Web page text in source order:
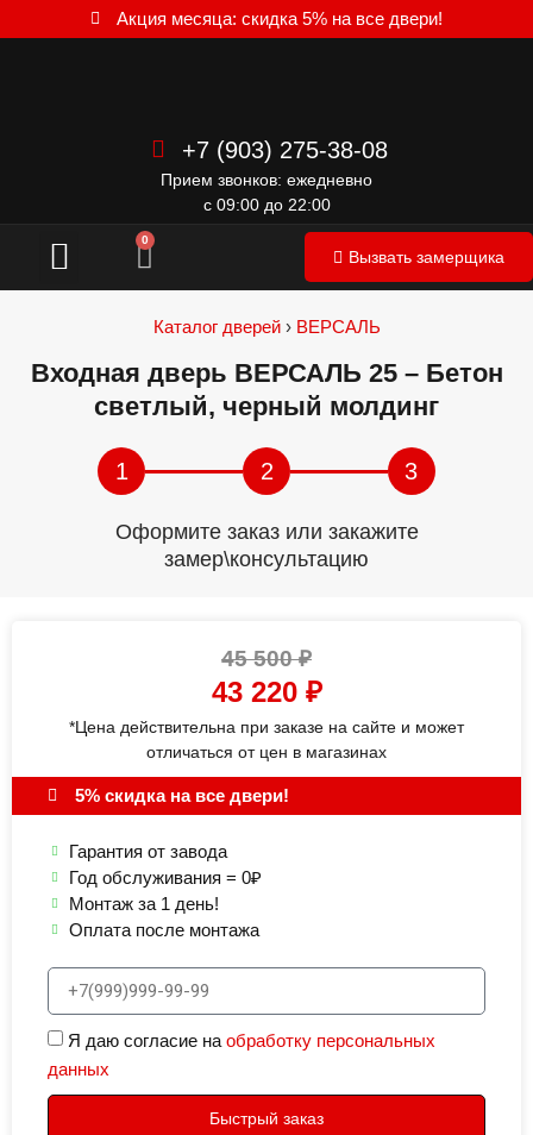
Акция месяца: скидка 5% на все двери!
+7 (903) 275-38-08
Прием звонков: ежедневно
с 09:00 до 22:00
0
Вызвать замерщика
Каталог дверей› ВЕРСАЛЬ
Входная дверь ВЕРСАЛЬ 25 – Бетон
светлый, черный молдинг
1 2 3
Оформите заказ или закажите
замер\консультацию
45 500₽
43 220 ₽
*Цена действительна при заказе на сайте и может
отличаться от цен в магазинах
5% скидка на все двери!
Гарантия от завода
Год обслуживания = 0₽
Монтаж за 1 день!
Оплата после монтажа
Я даю согласие наобработку персональных
данных
Быстрый заказ